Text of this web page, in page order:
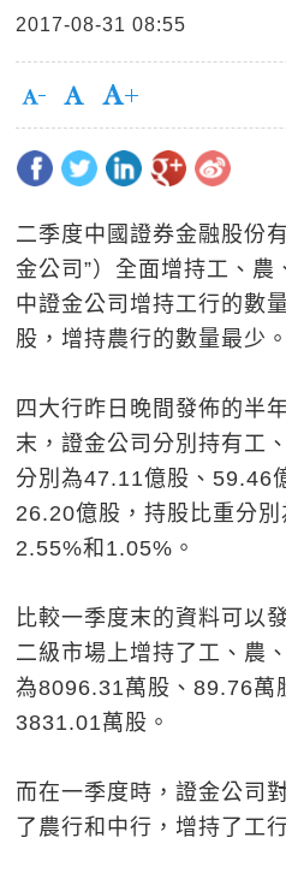
2017-08-31 08:55
二季度中國證券金融股份
金公司”）全面增持工、農
中證金公司增持工行的數
股，增持農行的數量最少。
四大行昨日晚間發佈的半
末，證金公司分別持有工
分別為47.11億股、59.46
26.20億股，持股比重分
2.55%和1.05%。
比較一季度末的資料可以
二級市場上增持了工、農
為8096.31萬股、89.76萬
3831.01萬股。
而在一季度時，證金公司
了農行和中行，增持了工